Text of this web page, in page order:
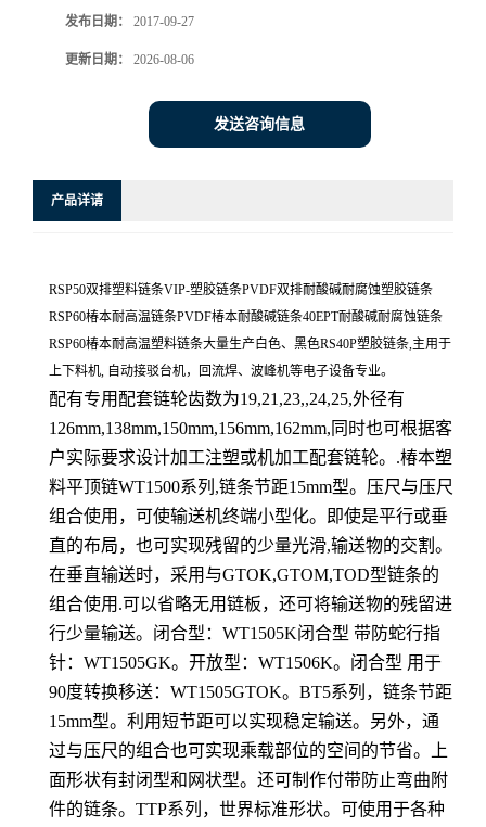
发布日期： 2017-09-27
更新日期： 2026-08-06
发送咨询信息
产品详请
RSP50双排塑料链条VIP-塑胶链条PVDF双排耐酸碱耐腐蚀塑胶链条
RSP60椿本耐高温链条PVDF椿本耐酸碱链条40EPT耐酸碱耐腐蚀链条
RSP60椿本耐高温塑料链条大量生产白色、黑色RS40P塑胶链条,主用于
上下料机, 自动接驳台机，回流焊、波峰机等电子设备专业。
配有专用配套链轮齿数为19,21,23,,24,25,外径有
126mm,138mm,150mm,156mm,162mm,同时也可根据客
户实际要求设计加工注塑或机加工配套链轮。.椿本塑
料平顶链WT1500系列,链条节距15mm型。压尺与压尺
组合使用，可使输送机终端小型化。即使是平行或垂
直的布局，也可实现残留的少量光滑,输送物的交割。
在垂直输送时，采用与GTOK,GTOM,TOD型链条的
组合使用.可以省略无用链板，还可将输送物的残留进
行少量输送。闭合型：WT1505K闭合型 带防蛇行指
针：WT1505GK。开放型：WT1506K。闭合型 用于
90度转换移送：WT1505GTOK。BT5系列，链条节距
15mm型。利用短节距可以实现稳定输送。另外，通
过与压尺的组合也可实现乘载部位的空间的节省。上
面形状有封闭型和网状型。还可制作付带防止弯曲附
件的链条。TTP系列，世界标准形状。可使用于各种